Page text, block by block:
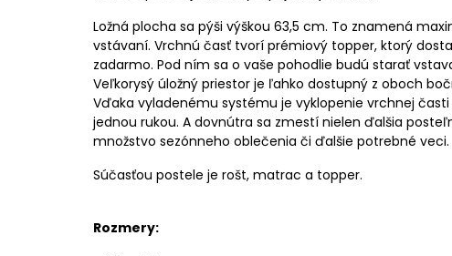
Ložná plocha sa pýši výškou 63,5 cm. To znamená
vstávaní. Vrchnú časť tvorí prémiový topper, ktorý
zadarmo. Pod ním sa o vaše pohodlie budú starať
Veľkorysý úložný priestor je ľahko dostupný z oboch
Vďaka vyladenému systému je vyklopenie vrchnej
jednou rukou. A dovnútra sa zmestí nielen ďalšia
množstvo sezónneho oblečenia či ďalšie potrebné veci.
Súčasťou postele je rošt, matrac a topper.
Rozmery: